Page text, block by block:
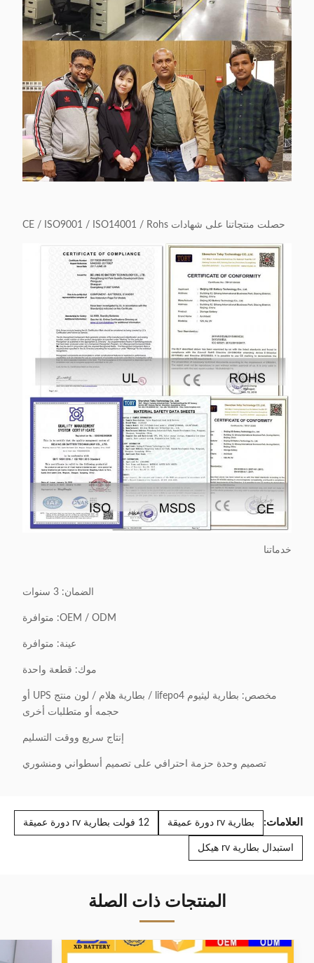
حصلت منتجاتنا على شهادات CE / ISO9001 / ISO14001 / Rohs
خدماتنا
الضمان: 3 سنوات
OEM / ODM: متوافرة
عينة: متوافرة
موك: قطعة واحدة
مخصص: بطارية ليثيوم lifepo4 / بطارية هلام / لون منتج UPS أو
حجمه أو متطلبات أخرى
إنتاج سريع ووقت التسليم
تصميم وحدة حزمة احترافي على تصميم أسطواني ومنشوري
العلامات: بطارية rv دورة عميقة 12 فولت بطارية rv دورة عميقة
استبدال بطارية rv هيكل
المنتجات ذات الصلة